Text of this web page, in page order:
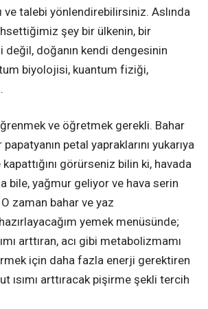
ve talebi yönlendirebilirsiniz. Aslında
şey bir ülkenin, bir
değil, doğanın kendi dengesinin
biyolojisi, kuantum fiziği,
ve öğretmek gerekli. Bahar
papatyanın petal yapraklarını yukarıya
görürseniz bilin ki, havada
bile, yağmur geliyor ve hava serin
zaman bahar ve yaz
yemek menüsünde;
arttıran, acı gibi metabolizmamı
için daha fazla enerji gerektiren
ısımı arttıracak pişirme şekli tercih